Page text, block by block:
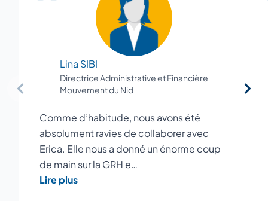
Lina SIBI
Directrice Administrative et Financière
Mouvement du Nid
Comme d’habitude, nous avons été
absolument ravies de collaborer avec
Erica. Elle nous a donné un énorme coup
de main sur la GRH e…
Lire plus